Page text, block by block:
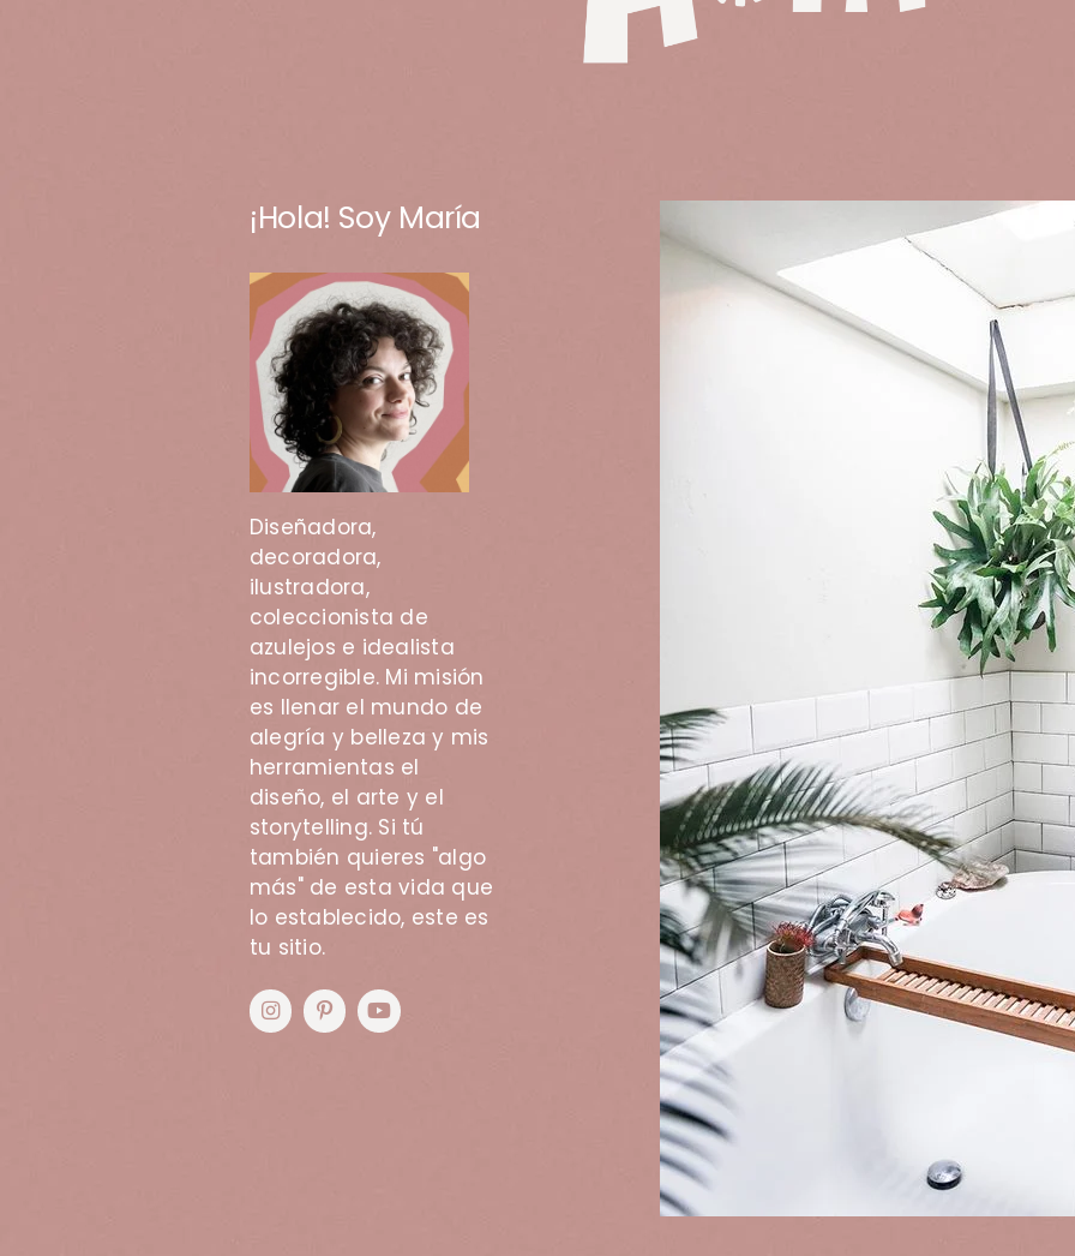
¡Hola! Soy María
Diseñadora,
decoradora,
ilustradora,
coleccionista de
azulejos e idealista
incorregible. Mi misión
es llenar el mundo de
alegría y belleza y mis
herramientas el
diseño, el arte y el
storytelling. Si tú
también quieres "algo
más" de esta vida que
lo establecido, este es
tu sitio.